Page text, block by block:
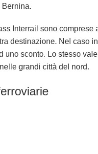
Interrail sono comprese
destinazione. Nel caso
uno sconto. Lo stesso
grandi città del nord.